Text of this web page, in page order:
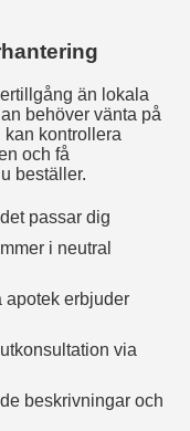
än lokala
behöver vänta på
kan kontrollera
och få
beställer.
passar dig
i neutral
apotek erbjuder
via
beskrivningar och